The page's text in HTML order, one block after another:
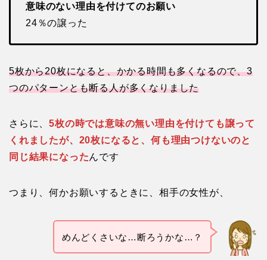
意味のない理由を付けてのお願い
24％の譲った
5枚から20枚になると、かかる時間も多くなるので、3
つのパターンとも断る人が多くなりました
さらに、5枚の時では意味の無い理由を付けても譲って
くれましたが、20枚になると、何も理由つけないのと
同じ結果になったんです
つまり、何かお願いするときに、相手の女性が、
めんどくさいな…断ろうかな…？